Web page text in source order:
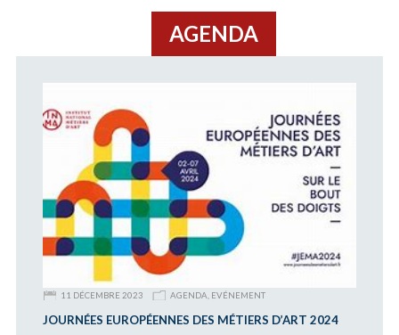
AGENDA
11 DÉCEMBRE 2023 AGENDA EVÉNEMENT
JOURNÉES EUROPÉENNES DES MÉTIERS D’ART 2024